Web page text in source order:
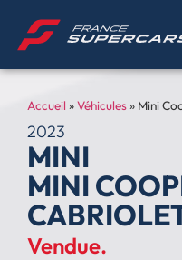
Accueil »Véhicules» Mini
2023
MINI
MINI
Vendue.